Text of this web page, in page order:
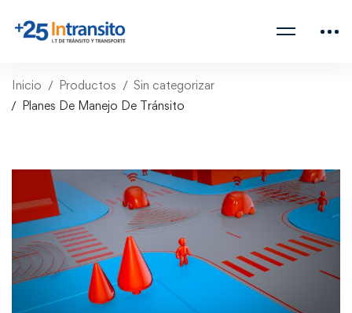
Inicio Productos
Sin categorizar
Planes De Manejo De Tránsito